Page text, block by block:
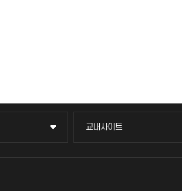
교내사이트
교내사이트
교수회